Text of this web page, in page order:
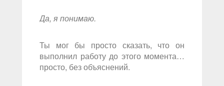
Да, я понимаю.
Ты мог бы просто сказать, что он
выполнил работу до этого момента…
просто, без объяснений.